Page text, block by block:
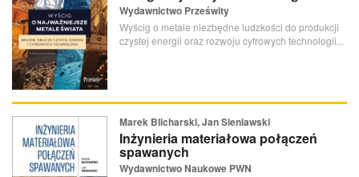
Wydawnictwo Prześwity
Wyścig o metale niezbędne ludzkości do produkcji
czystej energii oraz rozwoju cyfrowych technologii...
Marek Blicharski, Jan Sieniawski
Inżynieria materiałowa połączeń
spawanych
Wydawnictwo Naukowe PWN